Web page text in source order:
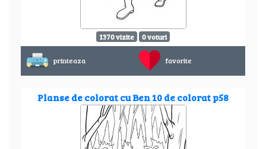
1370 vizite 0 voturi
printeaza favorite
Planse de colorat cu Ben 10 de colorat p58